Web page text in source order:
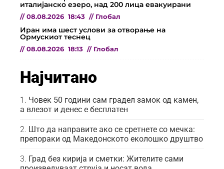
италијанско езеро, над 200 лица евакуирани
// 08.08.2026 18:43 // Глобал
Иран има шест услови за отворање на
Ормускиот теснец
// 08.08.2026 18:13 // Глобал
Најчитано
Човек 50 години сам градел замок од камен,
а влезот и денес е бесплатен
Што да направите ако се сретнете со мечка:
препораки од Македонското еколошко друштво
Град без кирија и сметки: Жителите сами